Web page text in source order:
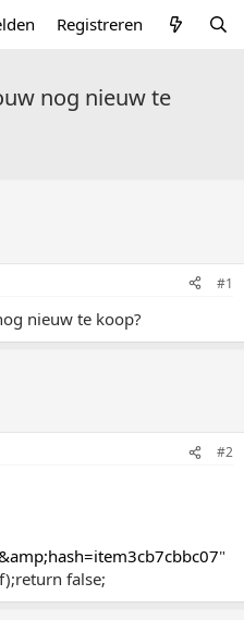
Registreren
nog nieuw te
#1
nieuw te koop?
#2
"
false;